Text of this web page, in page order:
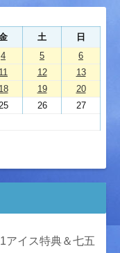
土
日
4 5
6
11 12
13
18 19
20
26
27
アイス特典＆七五